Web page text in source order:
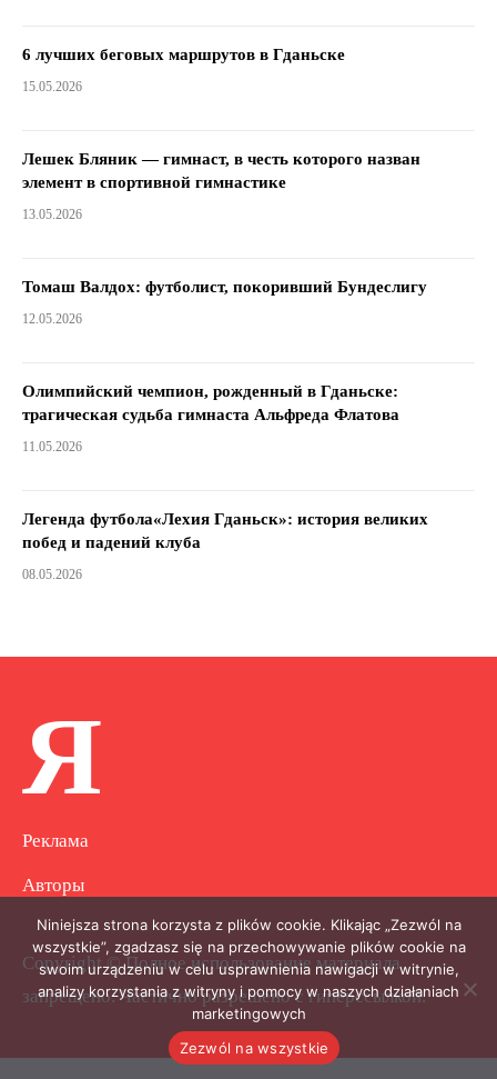
6 лучших беговых маршрутов в Гданьске
15.05.2026
Лешек Бляник — гимнаст, в честь которого назван
элемент в спортивной гимнастике
13.05.2026
Томаш Валдох: футболист, покоривший Бундеслигу
12.05.2026
Олимпийский чемпион, рожденный в Гданьске:
трагическая судьба гимнаста Альфреда Флатова
11.05.2026
Легенда футбола«Лехия Гданьск»: история великих
побед и падений клуба
08.05.2026
Я
Реклама
Авторы
Copyright © Полное использование материала
запрещено. Частично разрешено с гиперссылкой.
Niniejsza strona korzysta z plików cookie. Klikając „Zezwól na
wszystkie”, zgadzasz się na przechowywanie plików cookie na
swoim urządzeniu w celu usprawnienia nawigacji w witrynie,
analizy korzystania z witryny i pomocy w naszych działaniach
marketingowych
Zezwól na wszystkie